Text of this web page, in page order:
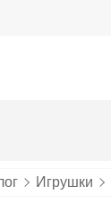
Игрушки